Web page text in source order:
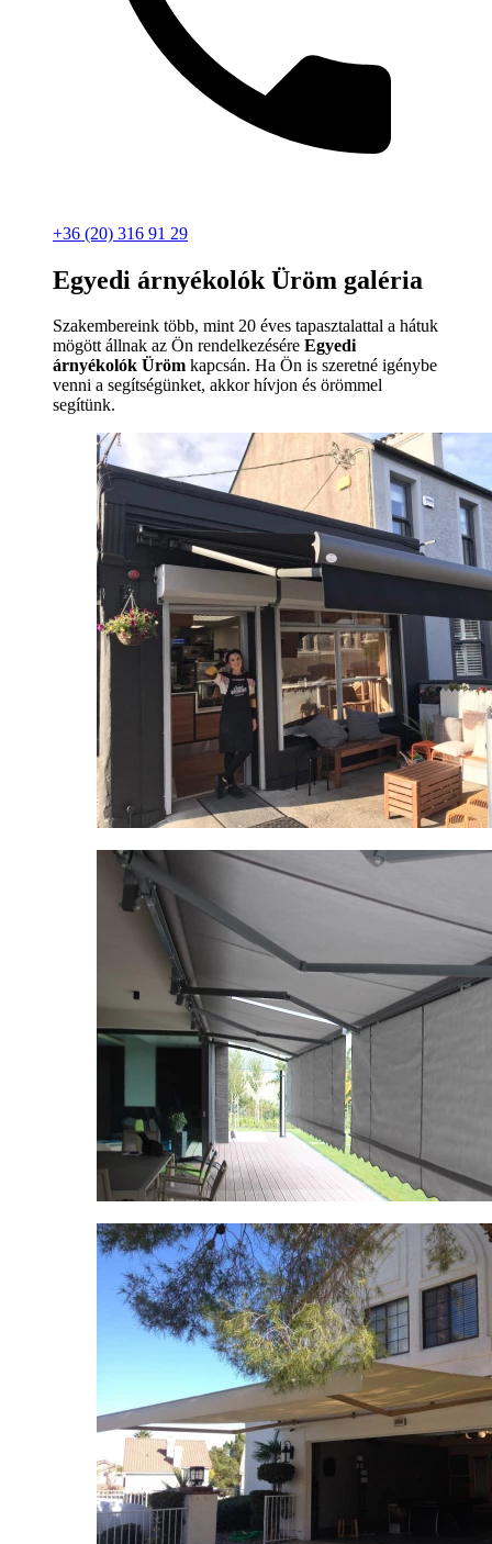
+36 (20) 316 91 29
Egyedi árnyékolók Üröm galéria
Szakembereink több, mint 20 éves tapasztalattal a hátuk
mögött állnak az Ön rendelkezésére Egyedi
árnyékolók Üröm kapcsán. Ha Ön is szeretné igénybe
venni a segítségünket, akkor hívjon és örömmel
segítünk.